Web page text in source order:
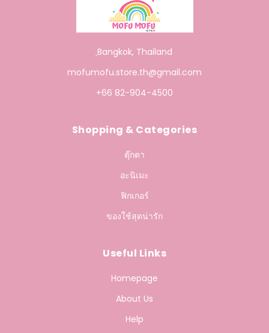
ฺBangkok, Thailand
mofumofu.store.th@gmail.com
+66 82-904-4500
Shopping & Categories
ตุ๊กตา
อะนิเมะ
ฟิกเกอร์
ของใช้สุดน่ารัก
Useful Links
Homepage
About Us
Help